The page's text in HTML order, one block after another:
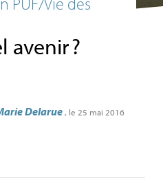
avenir?
Delarue , le 25 mai 2016